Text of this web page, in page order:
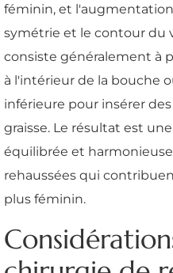
féminin, et
symétrie et le contour du
consiste généralement à
à l'intérieur de la bouche
inférieure pour insérer
graisse. Le résultat est
équilibrée et
rehaussées qui
plus féminin.